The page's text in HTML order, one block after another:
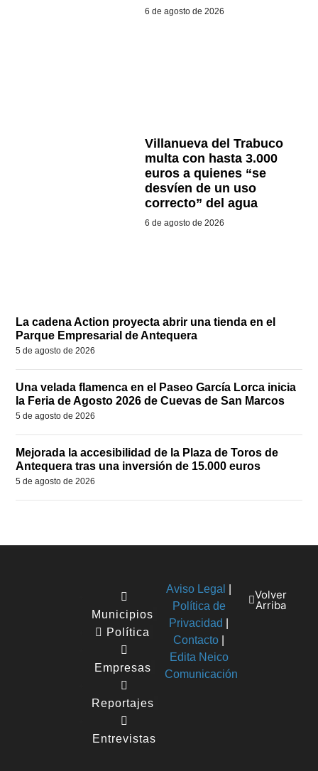
6 de agosto de 2026
Villanueva del Trabuco
multa con hasta 3.000
euros a quienes “se
desvíen de un uso
correcto” del agua
6 de agosto de 2026
La cadena Action proyecta abrir una tienda en el
Parque Empresarial de Antequera
5 de agosto de 2026
Una velada flamenca en el Paseo García Lorca inicia
la Feria de Agosto 2026 de Cuevas de San Marcos
5 de agosto de 2026
Mejorada la accesibilidad de la Plaza de Toros de
Antequera tras una inversión de 15.000 euros
5 de agosto de 2026
Municipios
Política
Empresas
Reportajes
Entrevistas
Aviso Legal
Política de
Privacidad
Contacto
Edita Neico
Comunicación
Volver
Arriba